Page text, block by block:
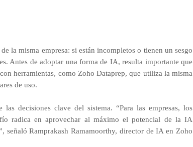
la misma empresa: si están incompletos o tienen un sesgo
Antes de adoptar una forma de IA, resulta importante que
herramientas, como Zoho Dataprep, que utiliza la misma
de uso.
decisiones clave del sistema. “Para las empresas, los
radica en aprovechar al máximo el potencial de la IA
señaló Ramprakash Ramamoorthy, director de IA en Zoho